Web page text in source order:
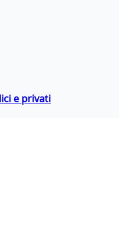
e privati